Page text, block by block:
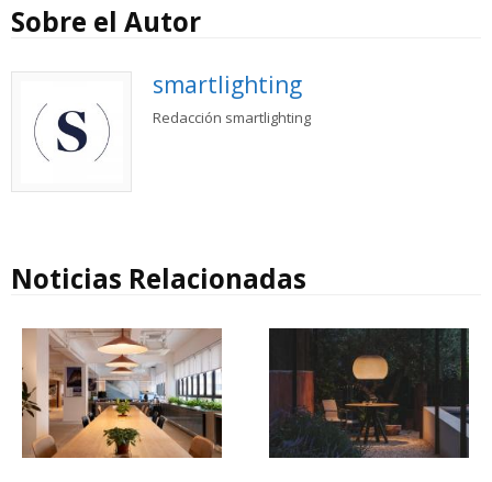
Sobre el Autor
smartlighting
Redacción smartlighting
Noticias Relacionadas